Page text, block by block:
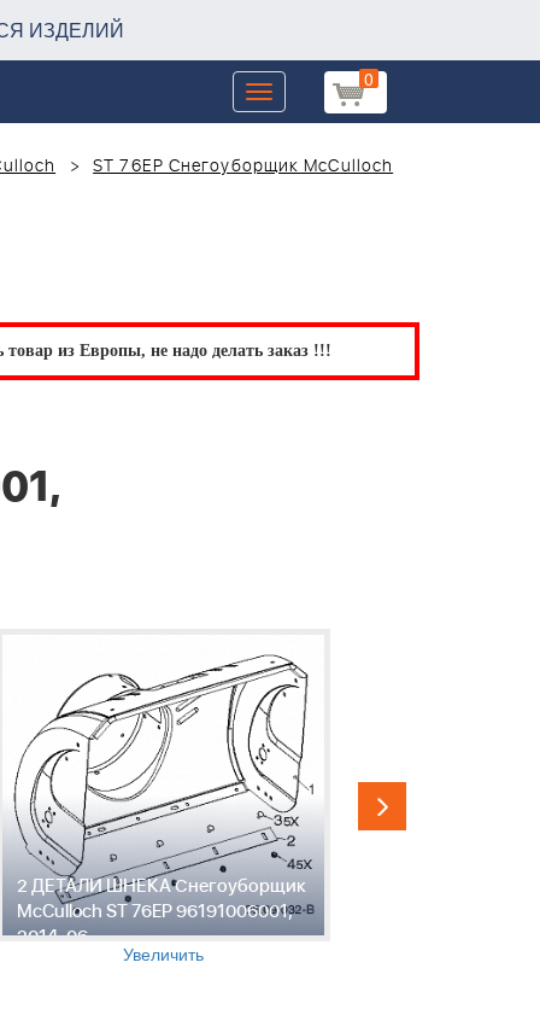
ИЗДЕЛИЙ
0
Toggle
navigation
ST 76EP Снегоуборщик McCulloch
из Европы, не надо делать заказ !!!
2 ДЕТАЛИ ШНЕКА Снегоуборщик
McCulloch ST 76EP 96191006001,
2014-06
Увеличить